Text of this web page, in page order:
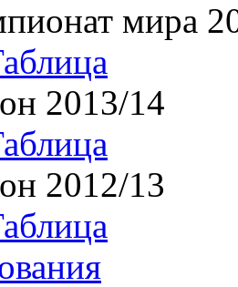
мира
2013/14
2012/13